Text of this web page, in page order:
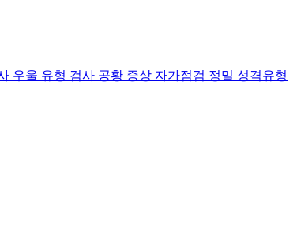
우울 유형 검사 공황 증상 자가점검 정밀 성격유형